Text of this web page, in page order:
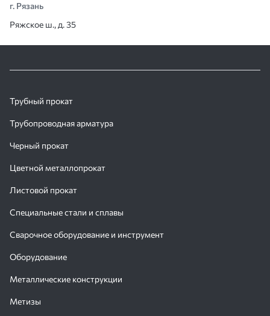
г. Рязань
Ряжское ш., д. 35
Трубный прокат
Трубопроводная арматура
Черный прокат
Цветной металлопрокат
Листовой прокат
Специальные стали и сплавы
Сварочное оборудование и инструмент
Оборудование
Металлические конструкции
Метизы